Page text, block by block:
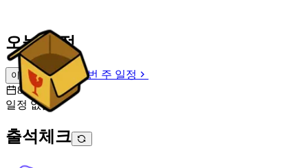
오늘 일정
이번 주 일정
이번 주 일정
8월 8일 [토]
일정 없음
출석체크